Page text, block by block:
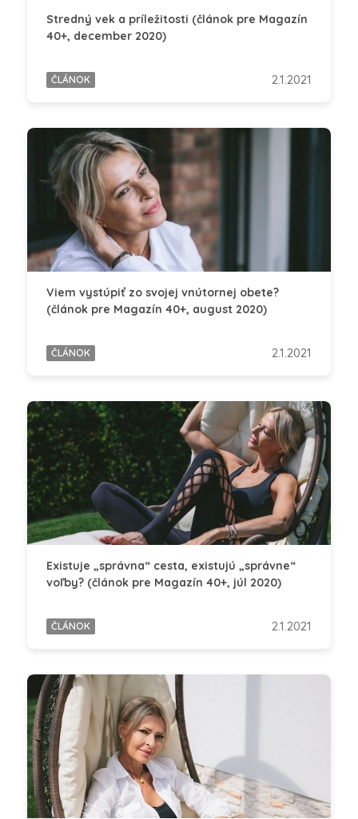
Stredný vek a príležitosti (článok pre Magazín
40+, december 2020)
ČLÁNOK 2.1.2021
Viem vystúpiť zo svojej vnútornej obete?
(článok pre Magazín 40+, august 2020)
ČLÁNOK 2.1.2021
Existuje „správna“ cesta, existujú „správne“
voľby? (článok pre Magazín 40+, júl 2020)
ČLÁNOK 2.1.2021